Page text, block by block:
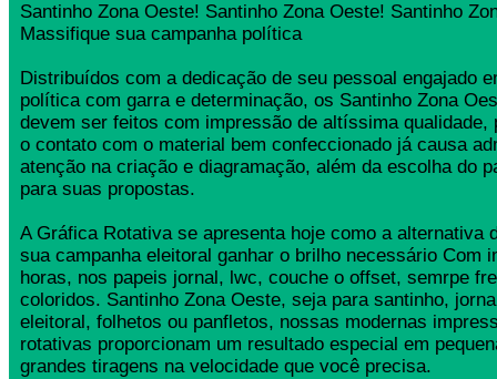
Santinho Zona Oeste! Santinho Zona Oeste! Santinho
Massifique sua campanha política
Distribuídos com a dedicação de seu pessoal engajado
política com garra e determinação, os Santinho Zona
devem ser feitos com impressão de altíssima qualidade,
o contato com o material bem confeccionado já causa
atenção na criação e diagramação, além da escolha do
para suas propostas.
A Gráfica Rotativa se apresenta hoje como a alternativa
sua campanha eleitoral ganhar o brilho necessário Com
horas, nos papeis jornal, lwc, couche o offset, semrpe
coloridos. Santinho Zona Oeste, seja para santinho,
eleitoral, folhetos ou panfletos, nossas modernas
rotativas proporcionam um resultado especial em
grandes tiragens na velocidade que você precisa.